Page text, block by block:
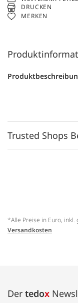
DRUCKEN
MERKEN
Trusted Shops
*Alle Preise in Euro,
Versandkosten
Der tedox